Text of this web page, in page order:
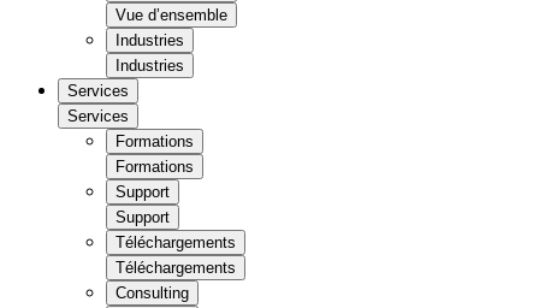
Vue d’ensemble
Industries
Industries
Services
Services
Formations
Formations
Support
Support
Téléchargements
Téléchargements
Consulting